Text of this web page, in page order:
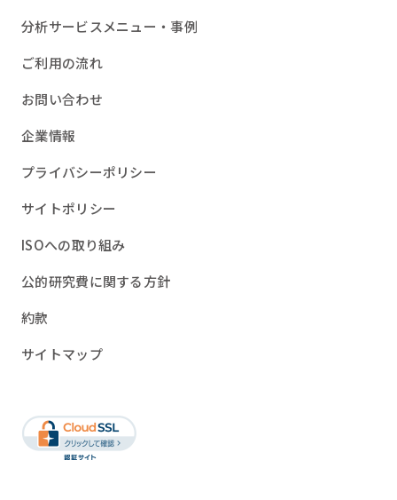
分析サービスメニュー・事例
ご利用の流れ
お問い合わせ
企業情報
プライバシーポリシー
サイトポリシー
ISOへの取り組み
公的研究費に関する方針
約款
サイトマップ